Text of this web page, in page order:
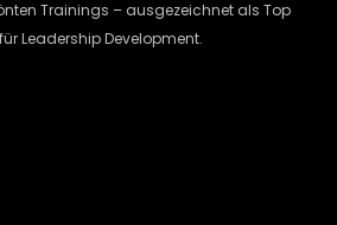
Trainings – ausgezeichnet als Top
Leadership Development.